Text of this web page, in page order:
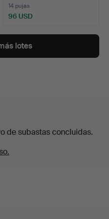
14 pujas
96 USD
lotes
de subastas concluidas.